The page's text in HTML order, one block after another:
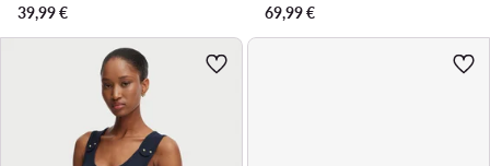
39,99€ 69,99€